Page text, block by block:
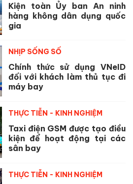
Kiện toàn Ủy ban An ninh
hàng không dân dụng quốc
gia
NHỊP SỐNG SỐ
Chính thức sử dụng VNeID
đối với khách làm thủ tục đi
máy bay
THỰC TIỄN - KINH NGHIỆM
Taxi điện GSM được tạo điều
kiện để hoạt động tại các
sân bay
THỰC TIỄN - KINH NGHIỆM